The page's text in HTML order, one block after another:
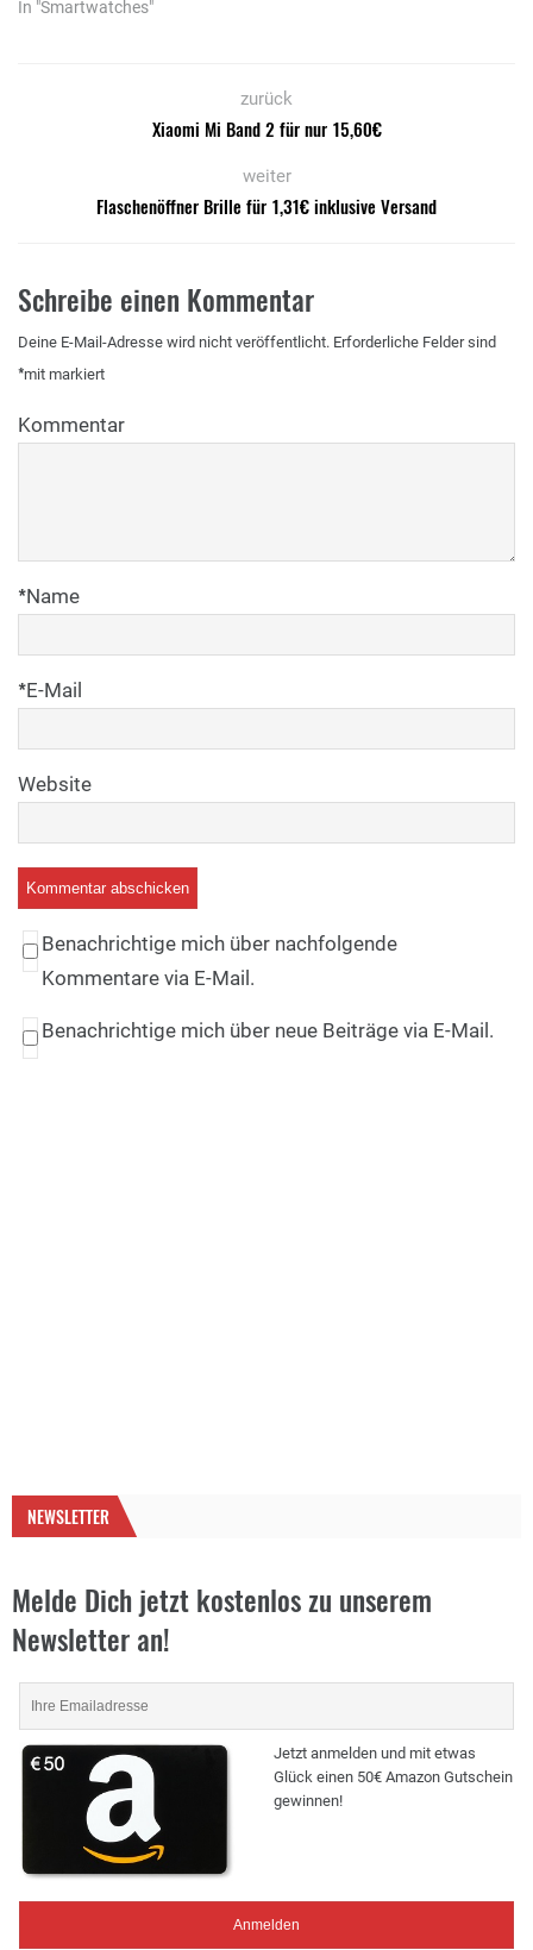
In "Smartwatches"
zurück
Xiaomi Mi Band 2 für nur 15,60€
weiter
Flaschenöffner Brille für 1,31€ inklusive Versand
Schreibe einen Kommentar
Deine E-Mail-Adresse wird nicht veröffentlicht. Erforderliche Felder sind
mit
* markiert
Kommentar
Name
*
E-Mail
*
Website
Benachrichtige mich über nachfolgende
Kommentare via E-Mail.
Benachrichtige mich über neue Beiträge via E-Mail.
NEWSLETTER
Melde Dich jetzt kostenlos zu unserem
Newsletter an!
Jetzt anmelden und mit etwas
Glück einen 50€ Amazon Gutschein
gewinnen!